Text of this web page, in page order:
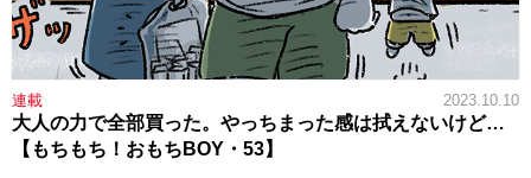
連載 2023.10.10
大人の力で全部買った。やっちまった感は拭えないけど…
【もちもち！おもちBOY・53】